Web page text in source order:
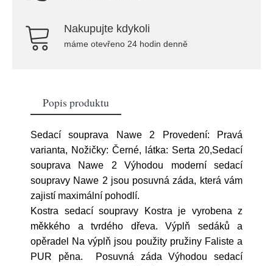
Nakupujte kdykoli
máme otevřeno 24 hodin denně
Popis produktu
Sedací souprava Nawe 2 Provedení: Pravá
varianta, Nožičky: Černé, látka: Serta 20,Sedací
souprava Nawe 2 Výhodou moderní sedací
soupravy Nawe 2 jsou posuvná záda, která vám
zajistí maximální pohodlí.
Kostra sedací soupravy Kostra je vyrobena z
měkkého a tvrdého dřeva. Výplň sedáků a
opěradel Na výplň jsou použity pružiny Faliste a
PUR pěna. Posuvná záda Výhodou sedací